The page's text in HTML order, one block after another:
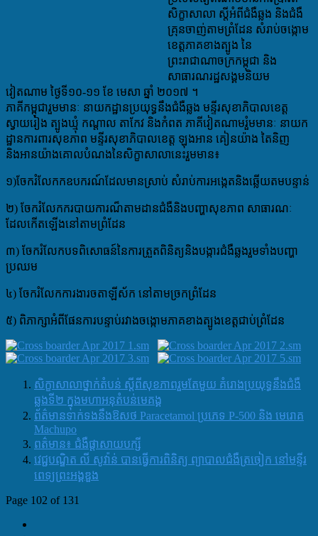
សិក្ខាសាលា ស្តីអំពីជំងឺឆ្លង និងជំងឺ
គ្រុនចាញ់តាមព្រំដែន សំរាប់ចង្កោម
ខេត្តភាគខាងត្បូង នៃ
ព្រះរាជាណាចក្រកម្ពុជា និង
សាធារណរដ្ឋសង្គមនិយម
វៀតណាម ថ្ងៃទី១០-១១ ខែ មេសា ឆ្នាំ ២០១៧ ។
ភាគីកម្ពុជារួមមានៈ នាយកដ្ឋានប្រយុទ្ធនឹងជំងឺឆ្លង មន្ទីរសុខាភិបាលខេត្ត
ស្វាយរៀង ត្បូងឃ្មុំ កណ្តាល តាកែវ និងកំពត ភាគីវៀតណាមរួំមមានៈ នាយក
ដ្ឋានការពារសុខភាព មន្ទីរសុខាភិបាលខេត្ត ឡុងអាន គៀនយ៉ាង តៃនិញ
និងអានយ៉ាងគោលបំណងនៃសិក្ខាសាលានេះរួមមាន៖
១)ចែករំលែកកឧបករណ៍ដែលមានស្រាប់ សំរាប់ការអង្កេតនិងឆ្លើយតមបន្ទាន់
២) ចែករំលែកករបាយការណ៏តាមដានជំងឺនិងបញ្ហាសុខភាព សាធារណៈ
ដែលកើតឡើងនៅតាមព្រំដែន
៣) ចែករំលែកបទពិសោធន៍នៃការត្រួតពិនិត្យនិងបង្ការជំងឺឆ្លងរួមទាំងបញ្ហា
ប្រឈម
៤) ចែករំលែកការងារចតាឡីស័ក នៅតាមច្រកព្រំដែន
៥) ពិភាក្សាអំពីផែនការបន្ទាប់រវាងចង្កោមភាគខាងត្បូងខេត្តជាប់ព្រំដែន
សិក្ខាសាលាថ្នាក់តំបន់ ស្តីពីសុខភាពរួមតែមួយ គំរោងប្រយុទ្ធនឹងជំងឺ
ឆ្លងទី២ ក្នុងមហាអនុតំបន់មេគង្គ
ព័ត៌មានទាក់ទងនឹងឱសថ​ Paracetamol ប្រភេទ​ P-500 និង មេរោគ
Machupo
ពត៌មាន៖ ជំងឺផ្តាសាយបក្សី
វេជ្ជបណ្ឌិត លី សូវ៉ាន់ បានធ្វើការពិនិត្យ ព្យាបាលជំងឺត្រចៀក នៅមន្ទីរ
ពេទ្យព្រះអង្គឌួង
Page 102 of 131